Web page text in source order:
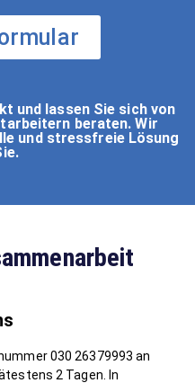
und lassen Sie sich von
beraten. Wir
und stressfreie Lösung
030 26379993 an
2 Tagen. In